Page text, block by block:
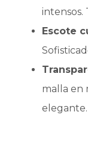
intensos.
Escote
malla en
elegante.